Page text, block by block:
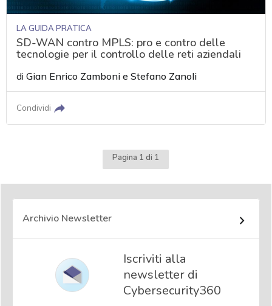
LA GUIDA PRATICA
SD-WAN contro MPLS: pro e contro delle
tecnologie per il controllo delle reti aziendali
diGian Enrico Zamboni eStefano Zanoli
Condividi
Pagina 1 di 1
Archivio Newsletter
Iscriviti alla
newsletter di
Cybersecurity360